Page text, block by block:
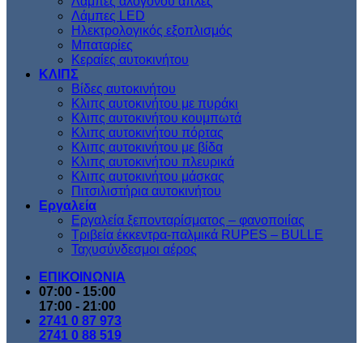
Λάμπες LED
Ηλεκτρολογικός εξοπλισμός
Μπαταρίες
Κεραίες αυτοκινήτου
ΚΛΙΠΣ
Βίδες αυτοκινήτου
Kλιπς αυτοκινήτου με πυράκι
Kλιπς αυτοκινήτου κουμπωτά
Κλιπς αυτοκινήτου πόρτας
Κλιπς αυτοκινήτου με βίδα
Kλιπς αυτοκινήτου πλευρικά
Kλιπς αυτοκινήτου μάσκας
Πιτσιλιστήρια αυτοκινήτου
Εργαλεία
Εργαλεία ξεπονταρίσματος – φανοποιίας
Τριβεία έκκεντρα-παλμικά RUPES – BULLE
Ταχυσύνδεσμοι αέρος
ΕΠΙΚΟΙΝΩΝΙΑ
07:00 - 15:00
17:00 - 21:00
2741 0 87 973
2741 0 88 519